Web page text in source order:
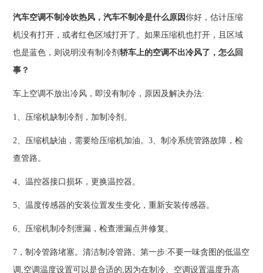
汽车空调不制冷吹热风，汽车不制冷是什么原因你好，估计压缩
机没有打开，或者红色区域打开了。如果压缩机也打开，且区域
也是蓝色，则说明没有制冷剂轿车上的空调不出冷风了，怎么回
事？
车上空调不放出冷风，即没有制冷，原因及解决办法:
1、压缩机缺制冷剂，加制冷剂。
2、压缩机缺油，需要给压缩机加油。3、制冷系统管路故障，检
查管路。
4、温控器接口损坏，更换温控器。
5、温度传感器的安装位置发生变化，重新安装传感器。
6、压缩机制冷剂泄漏，检查泄漏点并修复。
7，制冷管路堵塞。清洁制冷管路。第一步:不要一味贪图的低温空
调,空调温度设置可以是合适的,因为在制冷、空调设置温度升高